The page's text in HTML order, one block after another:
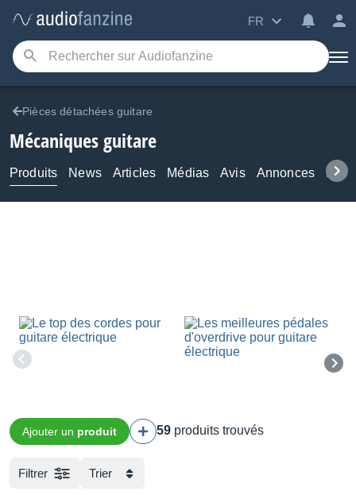
FR
Pièces détachées guitare
Mécaniques guitare
Produits News Articles Médias Avis Annonces
Ajouter un produit 59 produits trouvés
Filtrer Trier